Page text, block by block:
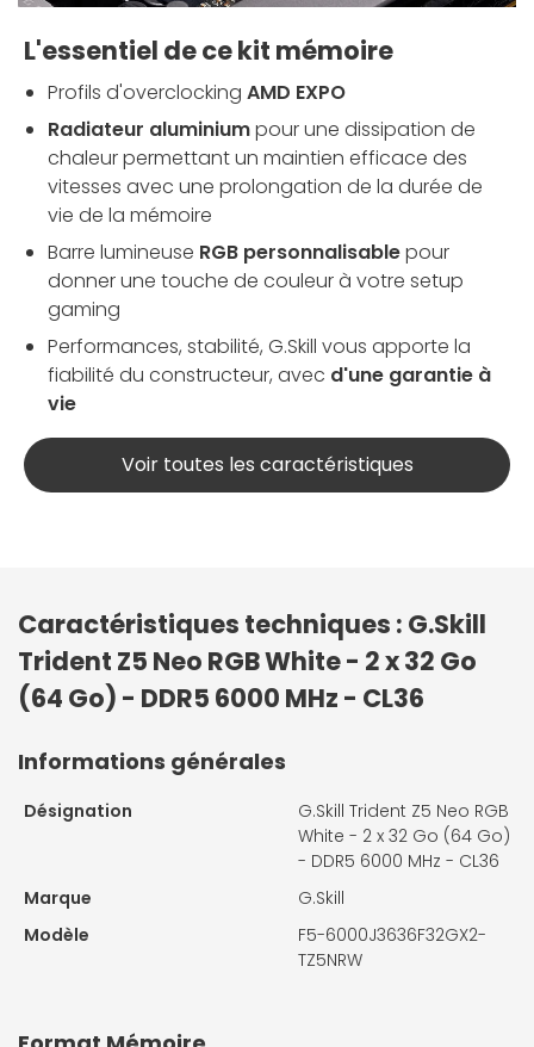
L'essentiel de ce kit mémoire
Profils d'overclocking AMD EXPO
Radiateur aluminiumpour une dissipation de
chaleur permettant un maintien efficace des
vitesses avec une prolongation de la durée de
vie de la mémoire
Barre lumineuse RGB personnalisablepour
donner une touche de couleur à votre setup
gaming
Performances, stabilité, G.Skill vous apporte la
fiabilité du constructeur, avec d'une garantie à
vie
Voir toutes les caractéristiques
Caractéristiques techniques : G.Skill
Trident Z5 Neo RGB White - 2 x 32 Go
(64 Go) - DDR5 6000 MHz - CL36
Informations générales
Désignation
G.Skill Trident Z5 Neo RGB
White - 2 x 32 Go (64 Go)
- DDR5 6000 MHz - CL36
Marque
G.Skill
Modèle
F5-6000J3636F32GX2-
TZ5NRW